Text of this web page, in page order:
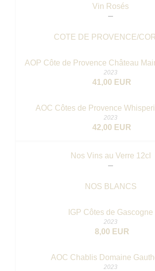
Vin Rosés
COTE DE PROVENCE/
AOP Côte de Provence Château
2023
41,00 EUR
AOC Côtes de Provence
2023
42,00 EUR
Nos Vins au Verre 12cl
NOS BLANCS
IGP Côtes de Gascogne
2023
8,00 EUR
AOC Chablis Domaine
2023